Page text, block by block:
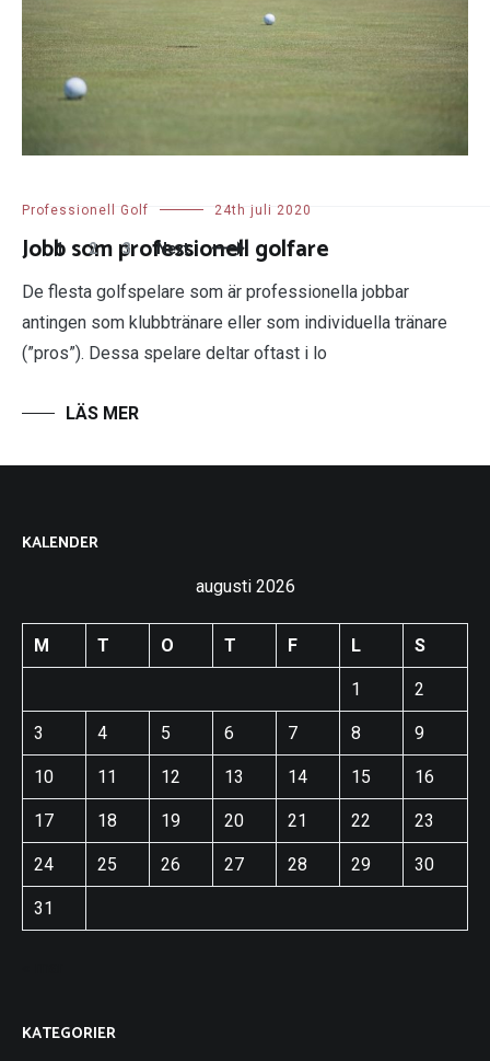
Professionell Golf 24th juli 2020
Jobb som professionell golfare
De flesta golfspelare som är professionella jobbar
antingen som klubbtränare eller som individuella tränare
(”pros”). Dessa spelare deltar oftast i lo
Posts
Page
1 Page
2 Page
3 Next
KALENDER
augusti 2026
M T O T F L S
1 2
3 4 5 6 7 8 9
10 11 12 13 14 15 16
17 18 19 20 21 22 23
24 25 26 27 28 29 30
31
KATEGORIER